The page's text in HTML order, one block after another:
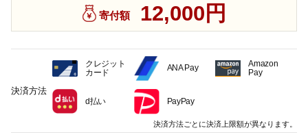
寄付額 12,000円
決済方法
クレジット
カード
ANA Pay
Amazon
Pay
d払い PayPay
決済方法ごとに決済上限額が異なります。